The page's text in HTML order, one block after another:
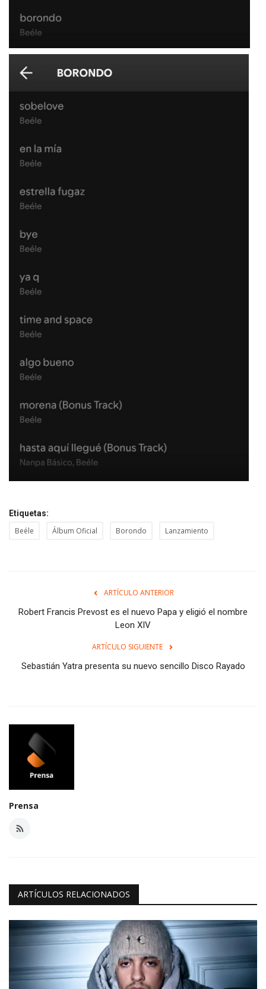
Etiquetas:
Beéle Álbum Oficial Borondo Lanzamiento
ARTÍCULO ANTERIOR
Robert Francis Prevost es el nuevo Papa y eligió el nombre
Leon XIV
ARTÍCULO SIGUIENTE
Sebastián Yatra presenta su nuevo sencillo Disco Rayado
Prensa
ARTÍCULOS RELACIONADOS